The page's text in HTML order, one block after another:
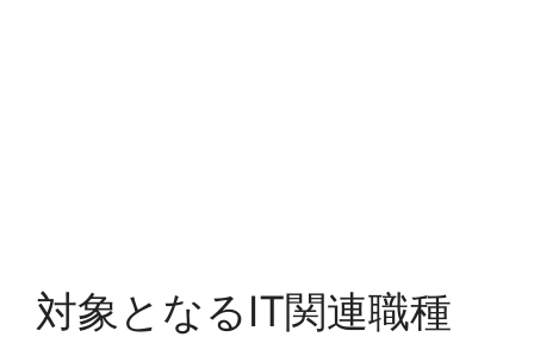
対象となるIT関連職種